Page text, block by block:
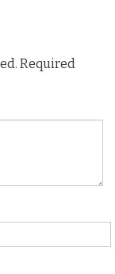
Required